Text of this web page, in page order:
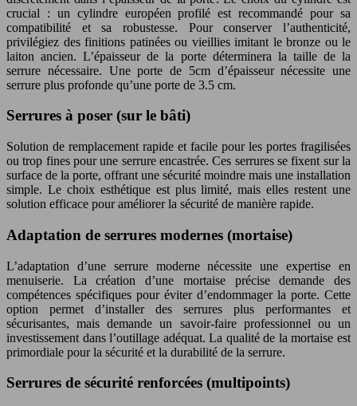
crucial : un cylindre européen profilé est recommandé pour sa
compatibilité et sa robustesse. Pour conserver l’authenticité,
privilégiez des finitions patinées ou vieillies imitant le bronze ou le
laiton ancien. L’épaisseur de la porte déterminera la taille de la
serrure nécessaire. Une porte de 5cm d’épaisseur nécessite une
serrure plus profonde qu’une porte de 3.5 cm.
Serrures à poser (sur le bâti)
Solution de remplacement rapide et facile pour les portes fragilisées
ou trop fines pour une serrure encastrée. Ces serrures se fixent sur la
surface de la porte, offrant une sécurité moindre mais une installation
simple. Le choix esthétique est plus limité, mais elles restent une
solution efficace pour améliorer la sécurité de manière rapide.
Adaptation de serrures modernes (mortaise)
L’adaptation d’une serrure moderne nécessite une expertise en
menuiserie. La création d’une mortaise précise demande des
compétences spécifiques pour éviter d’endommager la porte. Cette
option permet d’installer des serrures plus performantes et
sécurisantes, mais demande un savoir-faire professionnel ou un
investissement dans l’outillage adéquat. La qualité de la mortaise est
primordiale pour la sécurité et la durabilité de la serrure.
Serrures de sécurité renforcées (multipoints)